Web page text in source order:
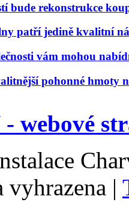
bude rekonstrukce
patří jedině kvalitní
vám mohou
pohonné hmoty
webové
vyhrazena |